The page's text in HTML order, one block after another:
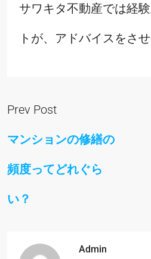
サワキタ不動産では経
トが、アドバイスをさ
Prev Post
マンションの修繕の
頻度ってどれぐら
い？
Admin